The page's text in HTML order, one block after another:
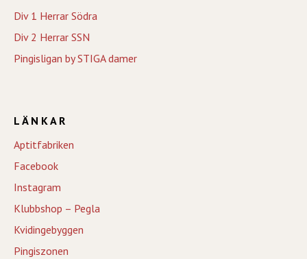
Div 1 Herrar Södra
Div 2 Herrar SSN
Pingisligan by STIGA damer
LÄNKAR
Aptitfabriken
Facebook
Instagram
Klubbshop – Pegla
Kvidingebyggen
Pingiszonen